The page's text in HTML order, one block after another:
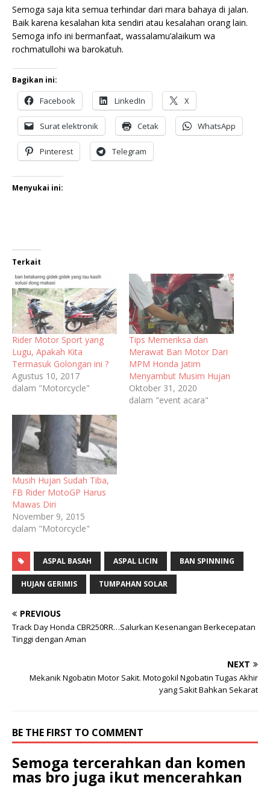
Semoga saja kita semua terhindar dari mara bahaya di jalan.
Baik karena kesalahan kita sendiri atau kesalahan orang lain.
Semoga info ini bermanfaat, wassalamu’alaikum wa
rochmatullohi wa barokatuh.
Bagikan ini:
Facebook LinkedIn X
Surat elektronik Cetak WhatsApp
Pinterest Telegram
Menyukai ini:
Terkait
Rider Motor Sport yang
Lugu, Apakah Kita
Termasuk Golongan ini ?
Agustus 10, 2017
dalam "Motorcycle"
Tips Memeriksa dan
Merawat Ban Motor Dari
MPM Honda Jatim
Menyambut Musim Hujan
Oktober 31, 2020
dalam "event acara"
Musih Hujan Sudah Tiba,
FB Rider MotoGP Harus
Mawas Diri
November 9, 2015
dalam "Motorcycle"
ASPAL BASAH ASPAL LICIN BAN SPINNING
HUJAN GERIMIS TUMPAHAN SOLAR
PREVIOUS
Track Day Honda CBR250RR…Salurkan Kesenangan Berkecepatan
Tinggi dengan Aman
NEXT
Mekanik Ngobatin Motor Sakit. Motogokil Ngobatin Tugas Akhir
yang Sakit Bahkan Sekarat
BE THE FIRST TO COMMENT
Semoga tercerahkan dan komen
mas bro juga ikut mencerahkan